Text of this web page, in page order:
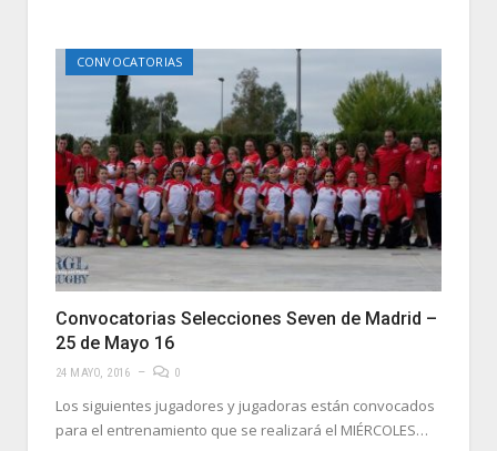
CONVOCATORIAS
Convocatorias Selecciones Seven de Madrid –
25 de Mayo 16
24 MAYO, 2016 0
Los siguientes jugadores y jugadoras están convocados
para el entrenamiento que se realizará el MIÉRCOLES…